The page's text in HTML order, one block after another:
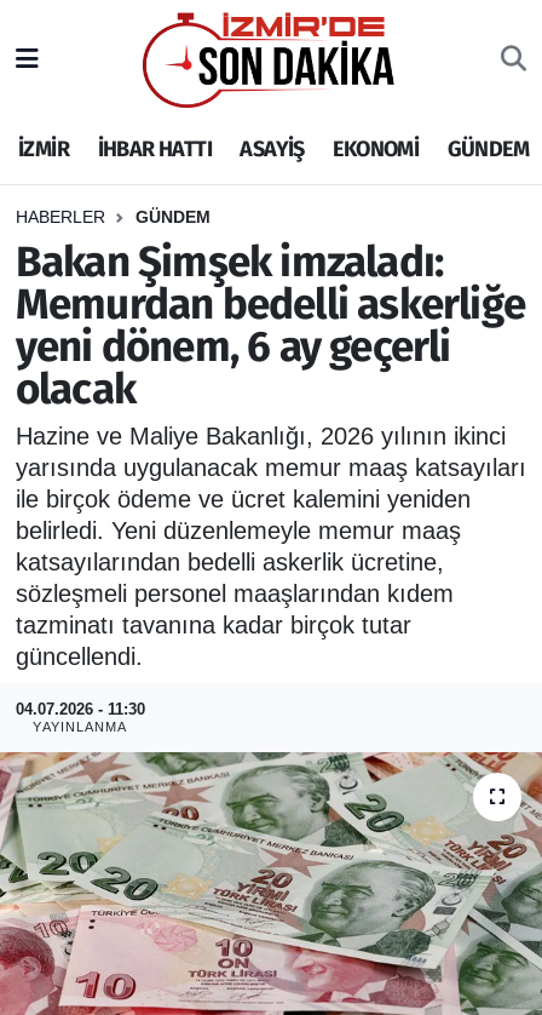
İZMİR İHBAR HATTI ASAYİŞ EKONOMİ GÜNDEM
HABERLER GÜNDEM
Bakan Şimşek imzaladı:
Memurdan bedelli askerliğe
yeni dönem, 6 ay geçerli
olacak
Hazine ve Maliye Bakanlığı, 2026 yılının ikinci
yarısında uygulanacak memur maaş katsayıları
ile birçok ödeme ve ücret kalemini yeniden
belirledi. Yeni düzenlemeyle memur maaş
katsayılarından bedelli askerlik ücretine,
sözleşmeli personel maaşlarından kıdem
tazminatı tavanına kadar birçok tutar
güncellendi.
04.07.2026 - 11:30
YAYINLANMA
İHBAR HATTI
DEPREM
GENEL
EKONOMİ
SİYASET
SPOR
ASAYİŞ
RESMİ REKLAM
İzmir Nöbetçi Eczaneler
İzmir Hava Durumu
İzmir Namaz Vakitleri
İzmir Trafik Yoğunluk Haritası
Puan Durumu ve Fikstür
Tüm Manşetler
Son Dakika Haberleri
Haber Arşivi